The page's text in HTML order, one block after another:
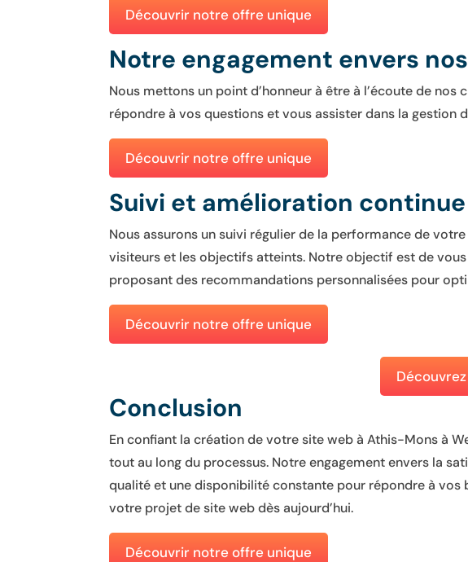
Découvrir notre offre unique
Notre engagement envers
Nous mettons un point d’honneur à être à l’écoute de
répondre à vos questions et vous assister dans la gestion
Découvrir notre offre unique
Suivi et amélioration continue
Nous assurons un suivi régulier de la performance de
visiteurs et les objectifs atteints. Notre objectif est de
proposant des recommandations personnalisées pour
Découvrir notre offre unique
Conclusion
En confiant la création de votre site web à Athis-Mons à
tout au long du processus. Notre engagement envers la
qualité et une disponibilité constante pour répondre à vos
votre projet de site web dès aujourd’hui.
Découvrir notre offre unique